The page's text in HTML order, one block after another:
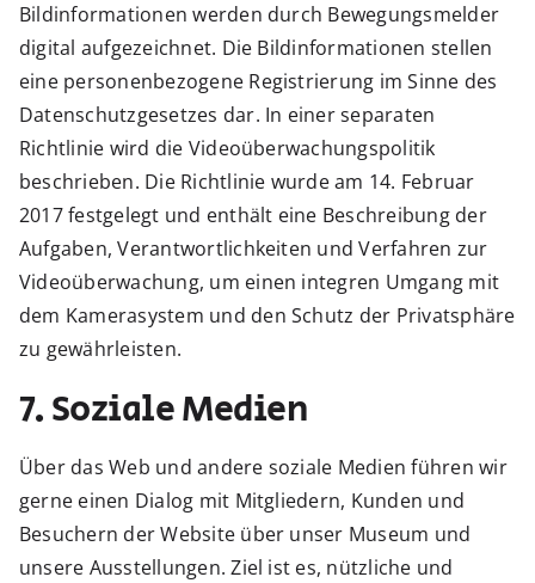
Bildinformationen werden durch Bewegungsmelder
digital aufgezeichnet. Die Bildinformationen stellen
eine personenbezogene Registrierung im Sinne des
Datenschutzgesetzes dar. In einer separaten
Richtlinie wird die Videoüberwachungspolitik
beschrieben. Die Richtlinie wurde am 14. Februar
2017 festgelegt und enthält eine Beschreibung der
Aufgaben, Verantwortlichkeiten und Verfahren zur
Videoüberwachung, um einen integren Umgang mit
dem Kamerasystem und den Schutz der Privatsphäre
zu gewährleisten.
7. Soziale Medien
Über das Web und andere soziale Medien führen wir
gerne einen Dialog mit Mitgliedern, Kunden und
Besuchern der Website über unser Museum und
unsere Ausstellungen. Ziel ist es, nützliche und